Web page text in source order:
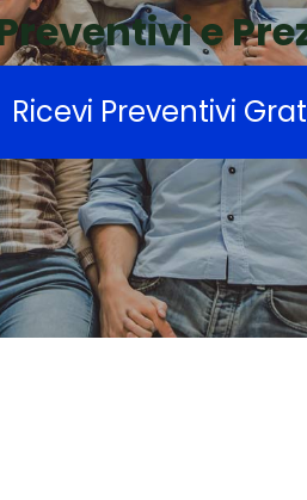
e
Ricevi Preventivi